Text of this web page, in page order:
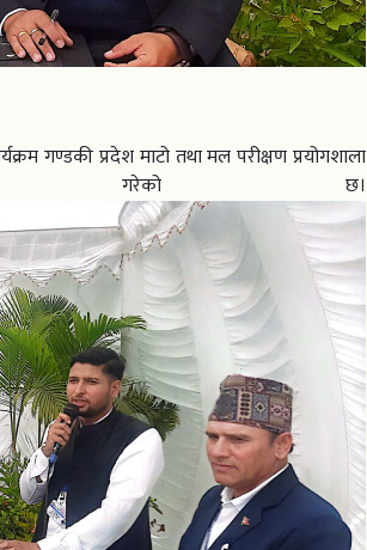
गण्डकी प्रदेश माटो तथा मल परीक्षण प्रयोगशाला
गरेको छ।